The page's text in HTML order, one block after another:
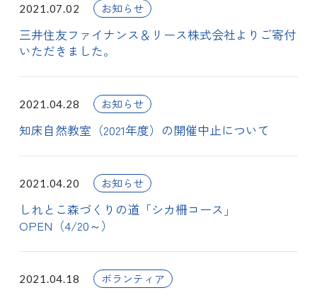
2021.07.02 お知らせ
三井住友ファイナンス＆リース株式会社よりご寄付
いただきました。
2021.04.28 お知らせ
知床自然教室（2021年度）の開催中止について
2021.04.20 お知らせ
しれとこ森づくりの道「シカ柵コース」
OPEN（4/20～）
2021.04.18 ボランティア